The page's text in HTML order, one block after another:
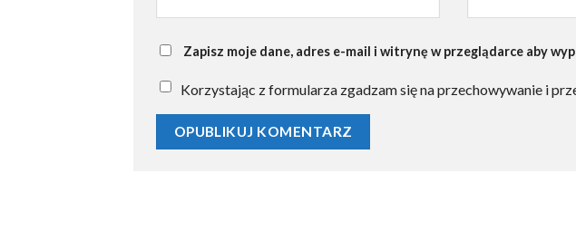
Zapisz moje dane, adres e-mail i witrynę w przeglądarce aby
Korzystając z formularza zgadzam się na przechowywanie i